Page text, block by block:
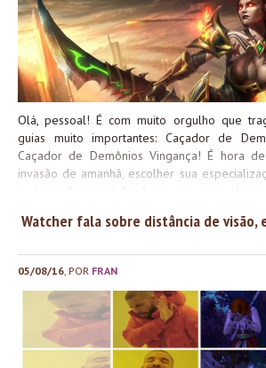
Olá, pessoal! É com muito orgulho que
guias muito importantes: Caçador de
Caçador de Demônios Vingança! É hora
invasão de amanhã, escolher sua
Watcher fala sobre distância de visão,
05/08/16 , POR FRAN